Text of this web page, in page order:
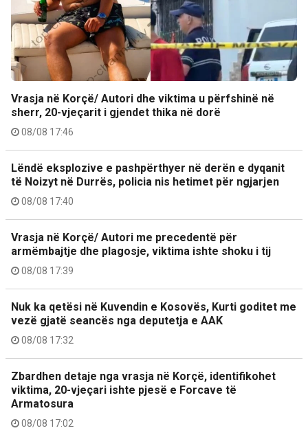
Vrasja në Korçë/ Autori dhe viktima u përfshinë në
sherr, 20-vjeçarit i gjendet thika në dorë
08/08 17:46
Lëndë eksplozive e pashpërthyer në derën e dyqanit
të Noizyt në Durrës, policia nis hetimet për ngjarjen
08/08 17:40
Vrasja në Korçë/ Autori me precedentë për
armëmbajtje dhe plagosje, viktima ishte shoku i tij
08/08 17:39
Nuk ka qetësi në Kuvendin e Kosovës, Kurti goditet me
vezë gjatë seancës nga deputetja e AAK
08/08 17:32
Zbardhen detaje nga vrasja në Korçë, identifikohet
viktima, 20-vjeçari ishte pjesë e Forcave të
Armatosura
08/08 17:02